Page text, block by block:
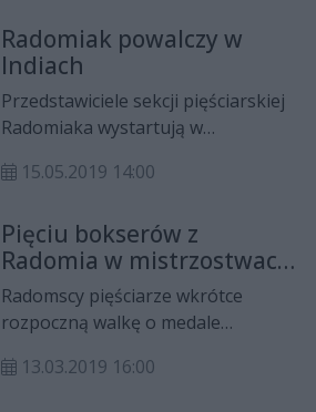
szczecińskiemu Skorpionowi.
Radomiak powalczy w
Indiach
Przedstawiciele sekcji pięściarskiej
Radomiaka wystartują w
Indiach. Trener Sławomir
zawodników.
15.05.2019 14:00
Pięciu bokserów z
Radomia w mistrzostwach
Polski
Radomscy pięściarze wkrótce
rozpoczną walkę o medale
ringu zobaczymy pięciu
13.03.2019 16:00